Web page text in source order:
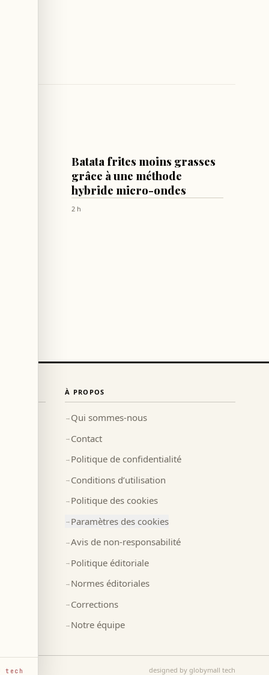
Batata frites moins grasses
grâce à une méthode
hybride micro-ondes
2 h
À PROPOS
→ Qui sommes-nous
→ Contact
→ Politique de confidentialité
→ Conditions d’utilisation
→ Politique des cookies
→ Paramètres des cookies
→Avis de non-responsabilité
→ Politique éditoriale
→ Normes éditoriales
→ Corrections
→ Notre équipe
designed by globymall tech
tech